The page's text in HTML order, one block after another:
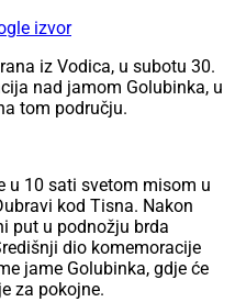
izvor
iz Vodica, u subotu 30.
nad jamom Golubinka, u
tom području.
u 10 sati svetom misom u
kod Tisna. Nakon
put u podnožju brda
dio komemoracije
jame Golubinka, gdje će
za pokojne.